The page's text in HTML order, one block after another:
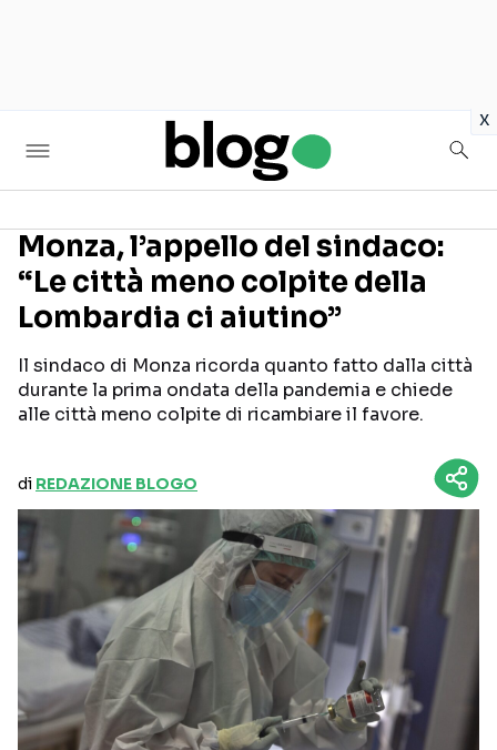
x
Seguici sui social
Monza, l’appello del sindaco:
“Le città meno colpite della
Lombardia ci aiutino”
Il sindaco di Monza ricorda quanto fatto dalla città
durante la prima ondata della pandemia e chiede
alle città meno colpite di ricambiare il favore.
di REDAZIONE BLOGO